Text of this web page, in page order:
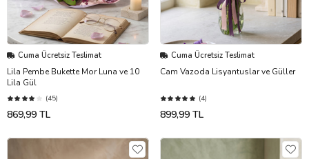
Cuma Ücretsiz Teslimat
Lila Pembe Bukette Mor Luna ve 10
Lila Gül
(45)
869,99 TL
Cuma Ücretsiz Teslimat
Cam Vazoda Lisyantuslar ve Güller
(4)
899,99 TL